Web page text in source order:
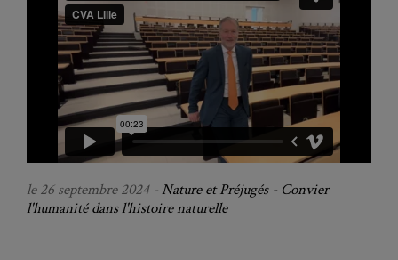
le 26 septembre 2024 -Nature et Préjugés - Convier
l'humanité dans l'histoire naturelle